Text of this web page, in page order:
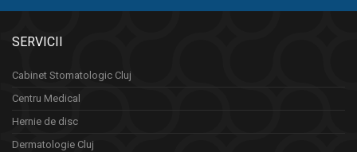
SERVICII
Cabinet Stomatologic Cluj
Centru Medical
Hernie de disc
Dermatologie Cluj